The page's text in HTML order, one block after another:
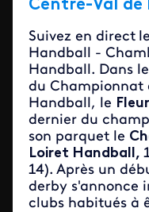
Centre-Val de
Suivez en direct
Handball -
Handball. Dans
du Championnat
Handball, le
dernier du
son parquet le
Loiret Handball,
14). Après un
derby s'annonce
clubs habitués à